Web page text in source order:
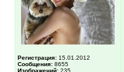
Регистрация: 15.01.2012
Сообщения: 8655
Изображений: 235